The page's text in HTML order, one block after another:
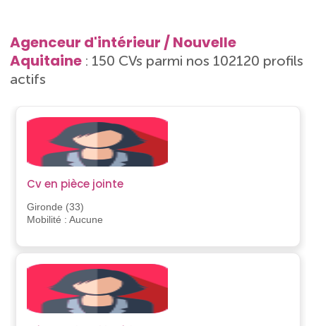
Agenceur d'intérieur / Nouvelle
Aquitaine : 150 CVs parmi nos 102120 profils
actifs
Cv en pièce jointe
Gironde (33)
Mobilité : Aucune